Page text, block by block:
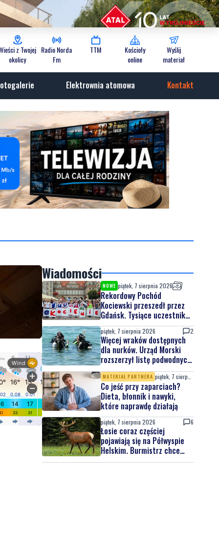
z Twojej
okolicy
Radio Norda
Fm
TTM
Kościoły
online
Wyślij
materiał
Elektrownia atomowa Kontakt
Wiadomości
NOWE piątek, 7 sierpnia 2026
Rekordowy Pochód
Kociewski przeszedł przez
Gdańsk. Tysiące uczestników
na jubileuszowej edycji
piątek, 7 sierpnia 2026 2
Więcej wraków dostępnych
dla nurków. Urząd Morski
rozszerzył listę podwodnych
atrakcji
MATERIAŁ PARTNERA
Co jeść przy zaparciach?
Dieta, błonnik i nawyki,
które naprawdę działają
piątek, 7 sierpnia 2026 6
Łosie coraz częściej
pojawiają się na Półwyspie
Helskim. Burmistrz chce
nowych znaków drogowych